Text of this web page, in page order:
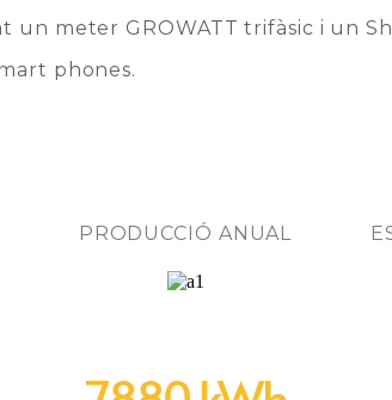
un meter GROWATT trifàsic i un
phones.
PRODUCCIÓ ANUAL